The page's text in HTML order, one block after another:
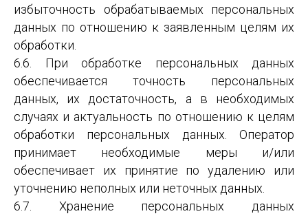
избыточность обрабатываемых персональных
данных по отношению к заявленным целям их
обработки.
6.6. При обработке персональных данных
обеспечивается точность персональных
данных, их достаточность, а в необходимых
случаях и актуальность по отношению к целям
обработки персональных данных. Оператор
принимает необходимые меры и/или
обеспечивает их принятие по удалению или
уточнению неполных или неточных данных.
6.7. Хранение персональных данных